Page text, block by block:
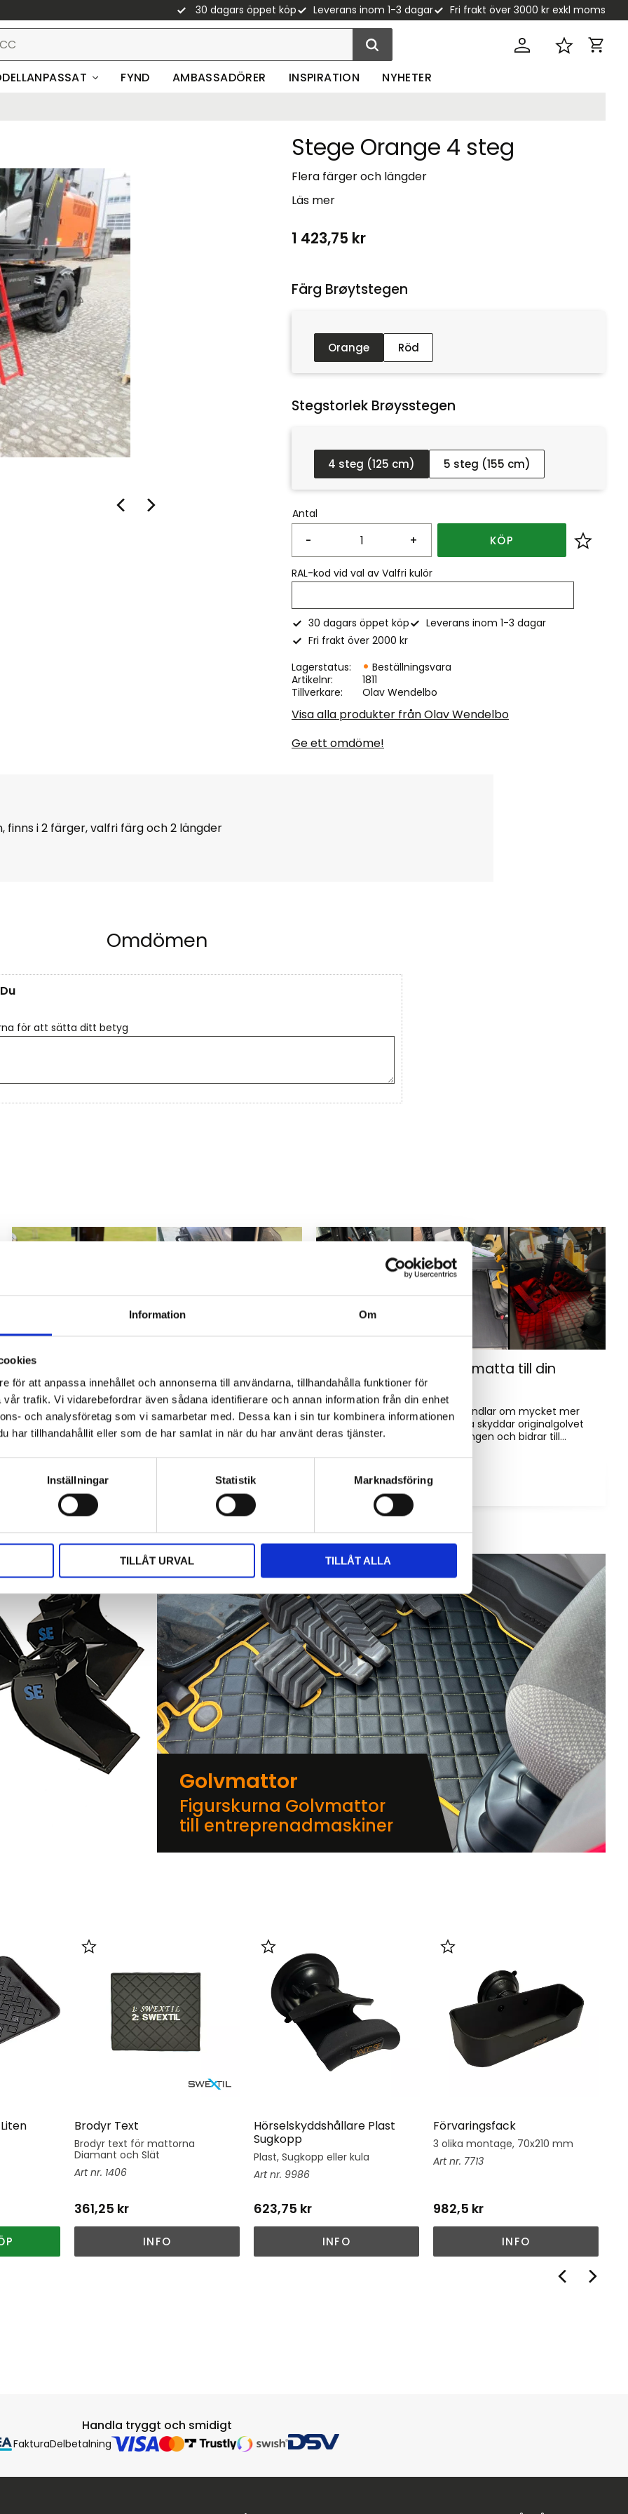
Information Om
för att anpassa innehållet och annonserna till användarna, tillhandahålla funktioner för
trafik. Vi vidarebefordrar även sådana identifierare och annan information från din enhet
och analysföretag som vi samarbetar med. Dessa kan i sin tur kombinera informationen
har tillhandahållit eller som de har samlat in när du har använt deras tjänster.
Inställningar Statistik Marknadsföring
TILLÅT URVAL TILLÅT ALLA
30 dagars öppet köp Leverans inom 1-3 dagar Fri frakt över 3000 kr exkl moms
Favoriter
FYND AMBASSADÖRER INSPIRATION NYHETER
Stege Orange 4 steg
Flera färger och längder
Läs mer
1 423,75 kr
Färg Brøytstegen :
Orange Röd
Stegstorlek Brøysstegen :
4 steg (125 cm) 5 steg (155 cm)
Antal
+
- KÖP Lägg
RAL-kod vid val av Valfri kulör
30 dagars öppet köp
Leverans inom 1-3 dagar
Fri frakt över 2000 kr
Lagerstatus
Beställningsvara
Artikelnr
1811
Tillverkare
Olav Wendelbo
Visa alla produkter från Olav Wendelbo
Ge ett omdöme!
finns i 2 färger, valfri färg och 2 längder
Omdömen
Du
för att sätta ditt betyg
Hyttbord till traktorn, den lilla detaljen
som gör stor skillnad i vardagen
Traktorhytten är för många mer än bara en plats där
arbetet utförs. Det är kontoret, fikarummet och ibland
även lunchplatsen under långa arbetsdagar....
Hur väljer du rätt golvmatta till din
entreprenadmaskin?
Golvmatta i maskinhytten handlar om mycket mer
än bara utseende. Rätt matta skyddar originalgolvet
mot slitage, förenklar rengöringen och bidrar till...
Golvmattor
Figurskurna Golvmattor
till entreprenadmaskiner
Brodyr Text
Brodyr text för mattorna
Diamant och Slät
1406
361,25 kr
Lägg till i favoriter
INFO
Hörselskyddshållare Plast
Sugkopp
Plast, Sugkopp eller kula
9986
623,75 kr
Lägg till i favoriter
INFO
Förvaringsfack
3 olika montage, 70x210 mm
7713
982,5 kr
Lägg till i favoriter
INFO
Handla tryggt och smidigt
FakturaDelbetalning